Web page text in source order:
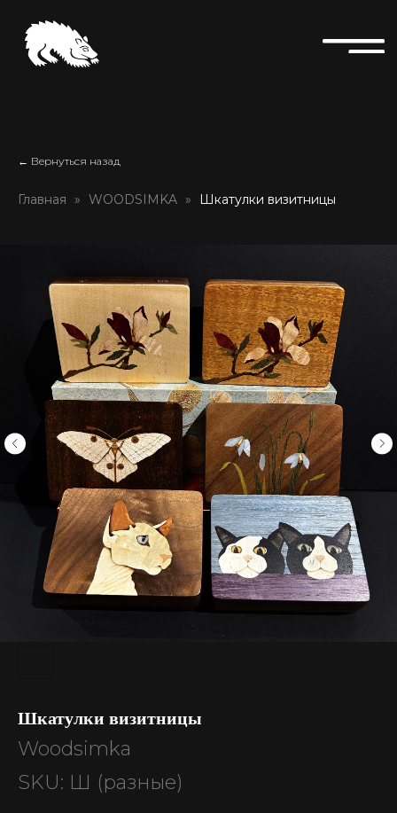
← Вернуться назад
Главная WOODSIMKA Шкатулки визитницы
Шкатулки визитницы
Woodsimka
SKU: Ш (разные)